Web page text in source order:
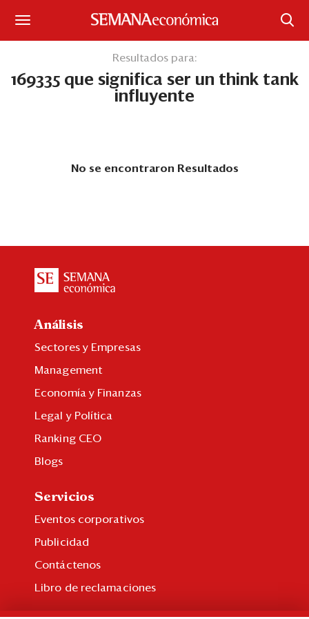
Iniciar sesión
Economía y Finanzas
Legal y Política
Blogs
Ranking CEO
Resultados para:
169335 que significa ser un think tank
influyente
No se encontraron Resultados
Análisis
Sectores y Empresas
Management
Economía y Finanzas
Legal y Política
Ranking CEO
Blogs
Servicios
Eventos corporativos
Publicidad
Contáctenos
Libro de reclamaciones